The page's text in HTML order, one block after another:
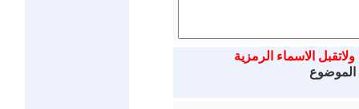
الاسماء الرمزية
الموضوع